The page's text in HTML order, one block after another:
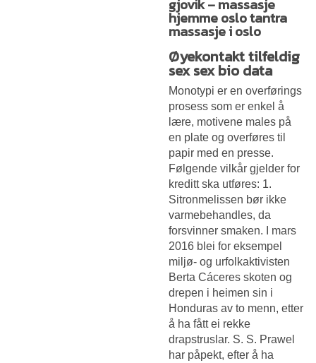
gjovik – massasje
hjemme oslo tantra
massasje i oslo
Øyekontakt tilfeldig
sex sex bio data
Monotypi er en overførings
prosess som er enkel å
lære, motivene males på
en plate og overføres til
papir med en presse.
Følgende vilkår gjelder for
kreditt ska utføres: 1.
Sitronmelissen bør ikke
varmebehandles, da
forsvinner smaken. I mars
2016 blei for eksempel
miljø- og urfolkaktivisten
Berta Cáceres skoten og
drepen i heimen sin i
Honduras av to menn, etter
å ha fått ei rekke
drapstruslar. S. S. Prawel
har påpekt, efter å ha